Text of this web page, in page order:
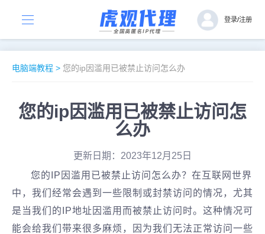
登录/注册
电脑端教程 > 您的ip因滥用已被禁止访问怎么办
您的ip因滥用已被禁止访问怎
么办
更新日期：2023年12月25日
您的IP因滥用已被禁止访问怎么办？在互联网世界
中，我们经常会遇到一些限制或封禁访问的情况，尤其
是当我们的IP地址因滥用而被禁止访问时。这种情况可
能会给我们带来很多麻烦，因为我们无法正常访问一些